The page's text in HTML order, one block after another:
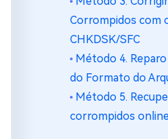
Corrompidos com
CHKDSK/SFC
Método 4.
do Formato do
Método 5.
corrompidos